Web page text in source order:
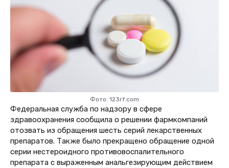
Фото: 123rf.com
Федеральная служба по надзору в сфере
здравоохранения сообщила о решении фармкомпаний
отозвать из обращения шесть серий лекарственных
препаратов. Также было прекращено обращение одной
серии нестероидного противовоспалительного
препарата с выраженным анальгезирующим действием